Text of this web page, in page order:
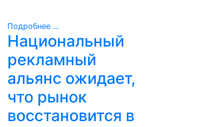
Подробнее ...
Национальный
рекламный
альянс ожидает,
что рынок
восстановится в